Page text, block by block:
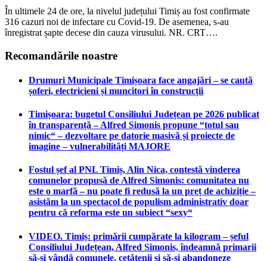
În ultimele 24 de ore, la nivelul județului Timiș au fost confirmate
316 cazuri noi de infectare cu Covid-19. De asemenea, s-au
înregistrat șapte decese din cauza virusului. NR. CRT….
Recomandările noastre
Drumuri Municipale Timișoara face angajări – se caută
șoferi, electricieni și muncitori în construcții
Timișoara: bugetul Consiliului Județean pe 2026 publicat
în transparență – Alfred Simonis propune “totul sau
nimic“ – dezvoltare pe datorie masivă și proiecte de
imagine – vulnerabilități MAJORE
Fostul șef al PNL Timiș, Alin Nica, contestă vinderea
comunelor propusă de Alfred Simonis: comunitatea nu
este o marfă – nu poate fi redusă la un preț de achiziție –
asistăm la un spectacol de populism administrativ doar
pentru că reforma este un subiect “sexy“
VIDEO. Timiș: primării cumpărate la kilogram – șeful
Consiliului Județean, Alfred Simonis, îndeamnă primarii
să-și vândă comunele, cetățenii și să-și abandoneze